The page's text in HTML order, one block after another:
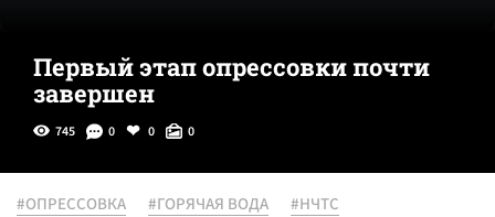
Первый этап опрессовки почти
завершен
745 0 0 0
#ОПРЕССОВКА #ГОРЯЧАЯ ВОДА #НЧТС